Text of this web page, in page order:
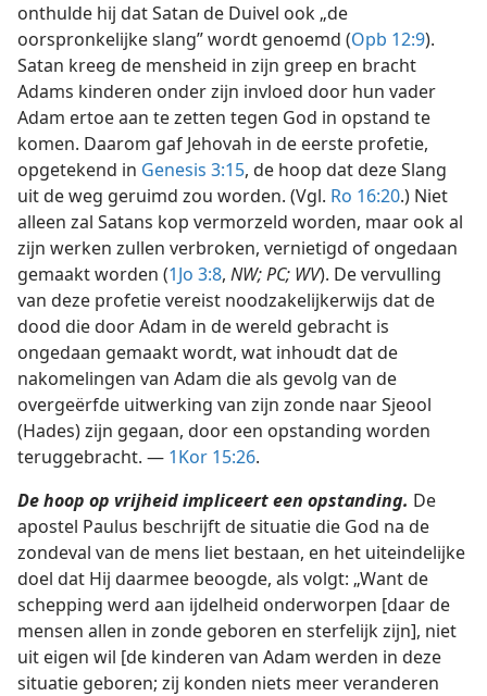
onthulde hij dat Satan de Duivel ook „de
oorspronkelijke slang” wordt genoemd (Opb 12:9).
Satan kreeg de mensheid in zijn greep en bracht
Adams kinderen onder zijn invloed door hun vader
Adam ertoe aan te zetten tegen God in opstand te
komen. Daarom gaf Jehovah in de eerste profetie,
opgetekend in Genesis 3:15, de hoop dat deze Slang
uit de weg geruimd zou worden. (Vgl. Ro 16:20.) Niet
alleen zal Satans kop vermorzeld worden, maar ook al
zijn werken zullen verbroken, vernietigd of ongedaan
gemaakt worden (1Jo 3:8, NW; PC; WV). De vervulling
van deze profetie vereist noodzakelijkerwijs dat de
dood die door Adam in de wereld gebracht is
ongedaan gemaakt wordt, wat inhoudt dat de
nakomelingen van Adam die als gevolg van de
overgeërfde uitwerking van zijn zonde naar Sjeool
(Hades) zijn gegaan, door een opstanding worden
teruggebracht. — 1Kor 15:26.
De hoop op vrijheid impliceert een opstanding. De
apostel Paulus beschrijft de situatie die God na de
zondeval van de mens liet bestaan, en het uiteindelijke
doel dat Hij daarmee beoogde, als volgt: „Want de
schepping werd aan ijdelheid onderworpen [daar de
mensen allen in zonde geboren en sterfelijk zijn], niet
uit eigen wil [de kinderen van Adam werden in deze
situatie geboren; zij konden niets meer veranderen